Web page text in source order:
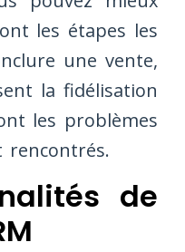
les étapes les
une vente,
la fidélisation
les problèmes
rencontrés.
de